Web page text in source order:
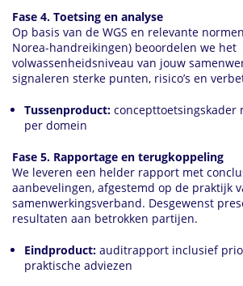
Fase 4. Toetsing en analyse
Op basis van de WGS en relevante
Norea-handreikingen) beoordelen we het
volwassenheidsniveau van jouw
signaleren sterke punten, risico’s en
Tussenproduct: concepttoetsingskader
per domein
Fase 5. Rapportage en terugkoppeling
We leveren een helder rapport met
aanbevelingen, afgestemd op de praktijk
samenwerkingsverband. Desgewenst
resultaten aan betrokken partijen.
Eindproduct: auditrapport inclusief
praktische adviezen